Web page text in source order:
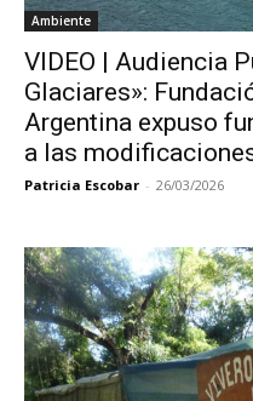
Ambiente
VIDEO | Audiencia
Glaciares»:
Argentina expuso
a las
Patricia Escobar - 26/03/2026